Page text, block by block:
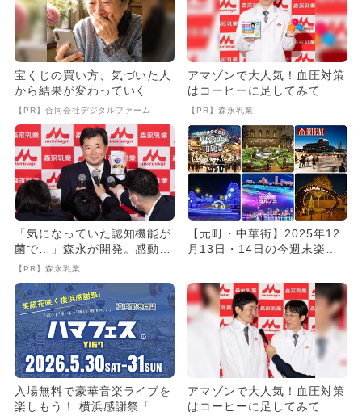
宝くじの買い方、気づいた人
から結果が変わっていく
【PR】合同会社デジタルファーム
アマゾンで大人気！血圧対策
はコーヒーに足してみて
【PR】森永乳業
「気になっていた認知機能が
菌で…」森永が開発。感動の
70代続出
【PR】森永乳業
【元町・中華街】2025年12
月13日・14日の今週末楽し
入場無料で豪華音楽ライブを
楽しもう！ 横浜感謝祭「ハ
アマゾンで大人気！血圧対策
はコーヒーに足してみて